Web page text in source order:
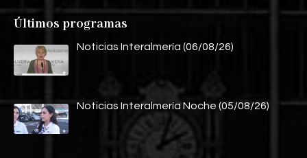
Últimos programas
Noticias Interalmería (06/08/26)
Noticias Interalmería Noche (05/08/26)